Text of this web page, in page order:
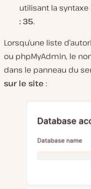
utilisant la
: 35.
Lorsqu’une liste
ou phpMyAdmin, le
dans le panneau du
sur le site :